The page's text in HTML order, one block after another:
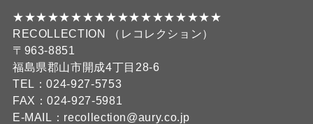
★★★★★★★★★★★★★★★★★★
RECOLLECTION （レコレクション）
〒963-8851
福島県郡山市開成4丁目28-6
TEL：024-927-5753
FAX：024-927-5981
E-MAIL：recollection@aury.co.jp